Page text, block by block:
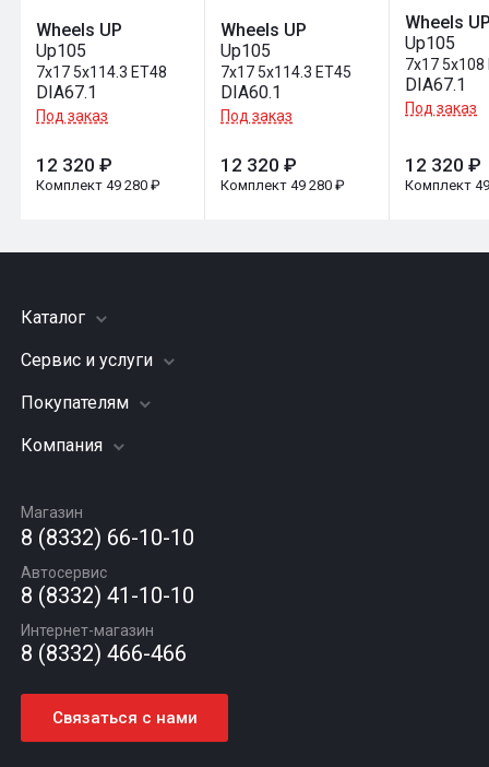
Wheels UP
Up105
7x17 5x114.3 ET48
DIA67.1
Под заказ
12 320 ₽
Комплект 49 280 ₽
Wheels UP
Up105
7x17 5x114.3 ET45
DIA60.1
Под заказ
12 320 ₽
Комплект 49 280 ₽
Wheels
Up105
7x17 5x108
DIA67.1
Под заказ
12 320 ₽
Комплект
Каталог
Шины
Грузовые шины
Диски
Автомасла
Сервис и услуги
Заправка кондиционера
Подвеска (ходовая часть)
Шиномонтаж
Покупателям
Акции
Гарантии и возврат
Компания
Вакансии
Новости
Статьи
Контакты
Магазин
8 (8332) 66-10-10
Автосервис
8 (8332) 41-10-10
Интернет-магазин
8 (8332) 466-466
Связаться с нами